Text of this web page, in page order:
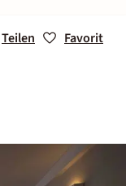
Teilen Favorit